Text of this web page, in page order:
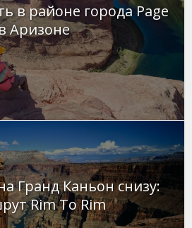
в районе города Page
Аризоне
Гранд Каньон снизу:
Rim To Rim